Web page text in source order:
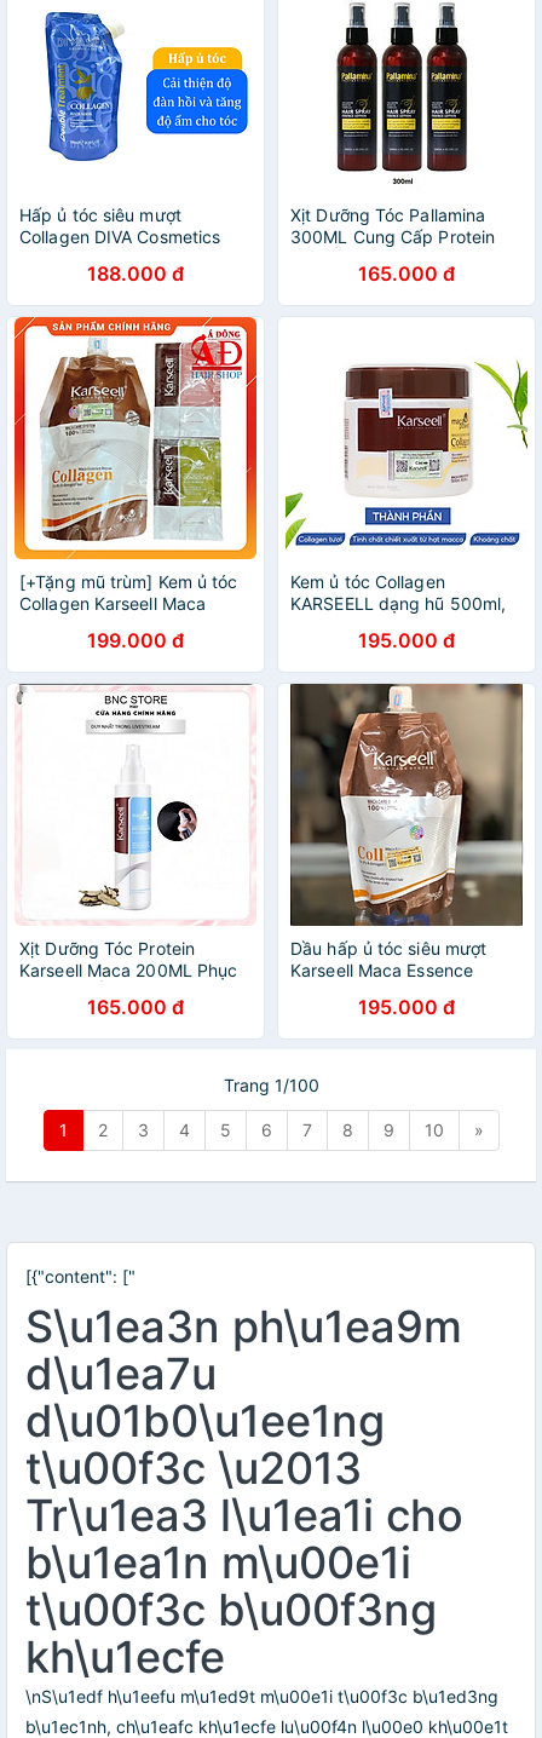
Hấp ủ tóc siêu mượt
Collagen DIVA Cosmetics
188.000 đ
Xịt Dưỡng Tóc Pallamina
300ML Cung Cấp Protein
Chắc Khỏe, Thẳng Mượt
165.000 đ
[+Tặng mũ trùm] Kem ủ tóc
Collagen Karseell Maca
199.000 đ
Kem ủ tóc Collagen
KARSEELL dạng hũ 500ml,
chuẩn salon ngay tại nhà
195.000 đ
Xịt Dưỡng Tóc Protein
Karseell Maca 200ML Phục
Nhiệt Độ Cao Máy Sấy
165.000 đ
Dầu hấp ủ tóc siêu mượt
Karseell Maca Essence
195.000 đ
Trang 1/100
1 2 3 4 5 6 7 8 9 10 »
[{"content": ["
S\u1ea3n ph\u1ea9m
d\u1ea7u
d\u01b0\u1ee1ng
t\u00f3c \u2013
Tr\u1ea3 l\u1ea1i cho
b\u1ea1n m\u00e1i
t\u00f3c b\u00f3ng
kh\u1ecfe
\nS\u1edf h\u1eefu m\u1ed9t m\u00e1i t\u00f3c b\u1ed3ng
b\u1ec1nh, ch\u1eafc kh\u1ecfe lu\u00f4n l\u00e0 kh\u00e1t